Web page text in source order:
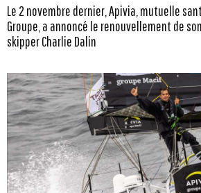
Le 2 novembre dernier, Apivia, mutuelle
Groupe, a annoncé le renouvellement de
skipper Charlie Dalin